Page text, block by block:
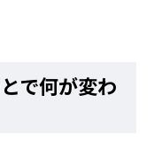
で何が変わ